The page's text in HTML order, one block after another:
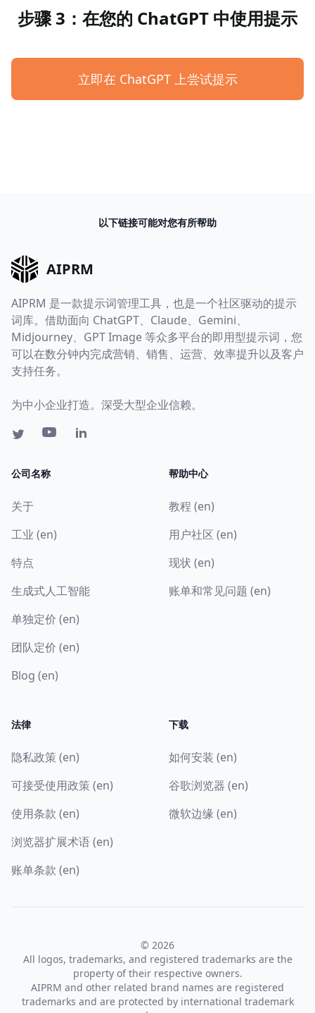
步骤 3：在您的 ChatGPT 中使用提示
立即在 ChatGPT 上尝试提示
以下链接可能对您有所帮助
AIPRM
AIPRM 是一款提示词管理工具，也是一个社区驱动的提示
词库。借助面向 ChatGPT、Claude、Gemini、
Midjourney、GPT Image 等众多平台的即用型提示词，您
可以在数分钟内完成营销、销售、运营、效率提升以及客户
支持任务。
为中小企业打造。深受大型企业信赖。
公司名称
关于
工业 (en)
特点
生成式人工智能
单独定价 (en)
团队定价 (en)
Blog (en)
帮助中心
教程 (en)
用户社区 (en)
现状 (en)
账单和常见问题 (en)
法律
隐私政策 (en)
可接受使用政策 (en)
使用条款 (en)
浏览器扩展术语 (en)
账单条款 (en)
下载
如何安装 (en)
谷歌浏览器 (en)
微软边缘 (en)
© 2026
All logos, trademarks, and registered trademarks are the
property of their respective owners.
AIPRM and other related brand names are registered
trademarks and are protected by international trademark